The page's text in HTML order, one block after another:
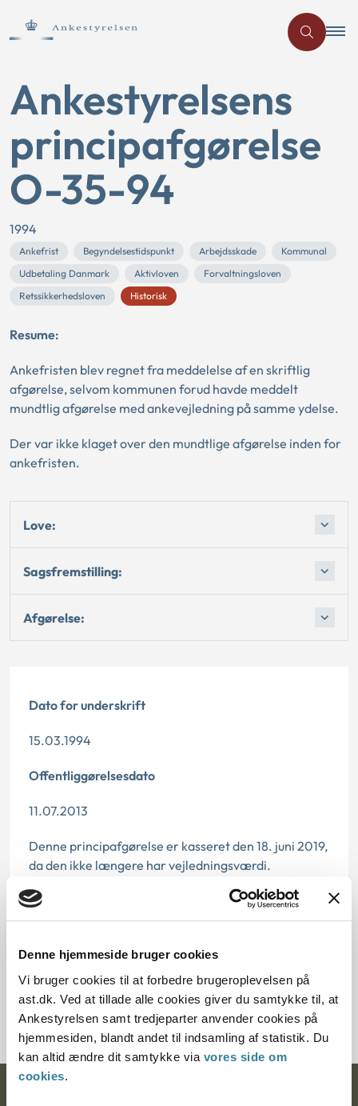
Denne hjemmeside bruger cookies
Vi bruger cookies til at forbedre brugeroplevelsen på
ast.dk. Ved at tillade alle cookies giver du samtykke til, at
Ankestyrelsen samt tredjeparter anvender cookies på
hjemmesiden, blandt andet til indsamling af statistik. Du
kan altid ændre dit samtykke via vores side om
cookies.
Ankestyrelsens
principafgørelse
O-35-94
1994
Ankefrist Begyndelsestidspunkt Arbejdsskade
Kommunal
Udbetaling Danmark
Aktivloven
Forvaltningsloven
Retssikkerhedsloven
Historisk
Resume:
Ankefristen blev regnet fra meddelelse af en skriftlig
afgørelse, selvom kommunen forud havde meddelt
mundtlig afgørelse med ankevejledning på samme ydelse.
Der var ikke klaget over den mundtlige afgørelse inden for
ankefristen.
Love:
Sagsfremstilling:
Afgørelse:
Dato for underskrift
15.03.1994
Offentliggørelsesdato
11.07.2013
Denne principafgørelse er kasseret den 18. juni 2019,
da den ikke længere har vejledningsværdi.
Paragraf
21600-93